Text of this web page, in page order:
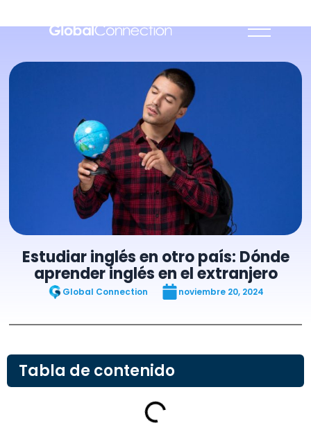
Estudiar inglés en otro país: Dónde
aprender inglés en el extranjero
Global Connection noviembre 20, 2024
Tabla de contenido